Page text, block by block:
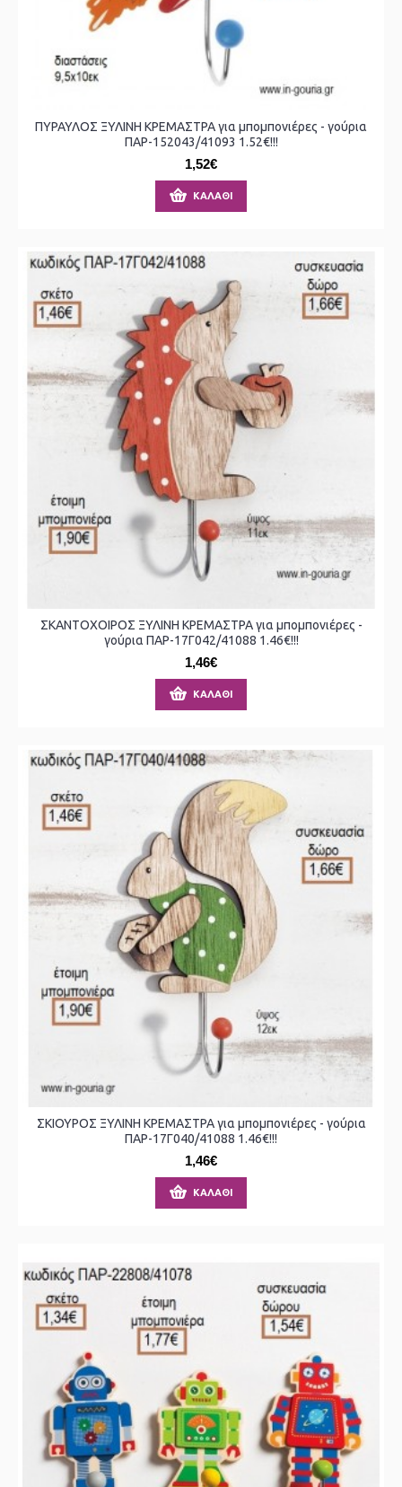
ΠΥΡΑΥΛΟΣ ΞΥΛΙΝΗ ΚΡΕΜΑΣΤΡΑ για μπομπονιέρες - γούρια
ΠΑΡ-152043/41093 1.52€!!!
1,52€
ΚΑΛΆΘΙ
ΣΚΑΝΤΟΧΟΙΡΟΣ ΞΥΛΙΝΗ ΚΡΕΜΑΣΤΡΑ για μπομπονιέρες -
γούρια ΠΑΡ-17Γ042/41088 1.46€!!!
1,46€
ΚΑΛΆΘΙ
ΣΚΙΟΥΡΟΣ ΞΥΛΙΝΗ ΚΡΕΜΑΣΤΡΑ για μπομπονιέρες - γούρια
ΠΑΡ-17Γ040/41088 1.46€!!!
1,46€
ΚΑΛΆΘΙ